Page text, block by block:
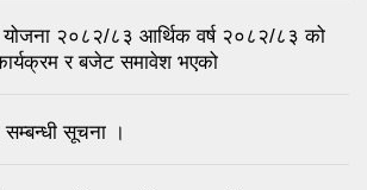
योजना २०८२/८३ आर्थिक वर्ष २०८२/८३ को
र बजेट समावेश भएको
सूचना ।